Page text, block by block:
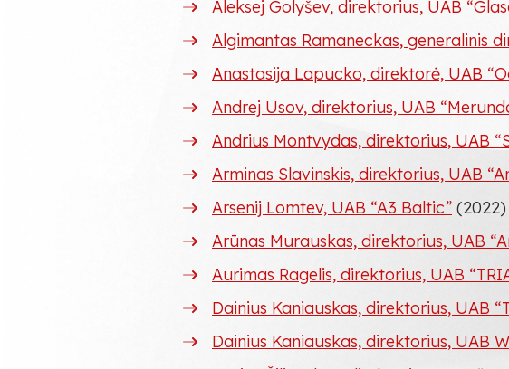
Aleksej Golyšev, direktorius, UAB
Algimantas Ramaneckas, generalinis
Anastasija Lapucko, direktorė, UAB
Andrej Usov, direktorius, UAB
Andrius Montvydas, direktorius, UAB
Arminas Slavinskis, direktorius, UAB
Arsenij Lomtev, UAB “A3 Baltic” (2022)
Arūnas Murauskas, direktorius, UAB
Aurimas Ragelis, direktorius, UAB
Dainius Kaniauskas, direktorius, UAB
Dainius Kaniauskas, direktorius, UAB